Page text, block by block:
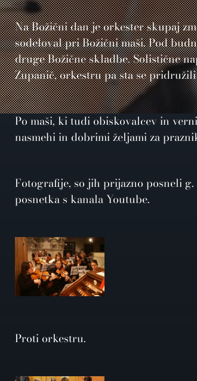
Na Božični dan je orkester skupaj
sodeloval pri Božični maši. Pod
druge Božične skladbe. Solistične
Zupanič, orkestru pa sta se
Po maši, ki tudi obiskovalcev in
nasmehi in dobrimi željami za
Fotografije, so jih prijazno posneli
posnetka s kanala Youtube.
Proti orkestru.